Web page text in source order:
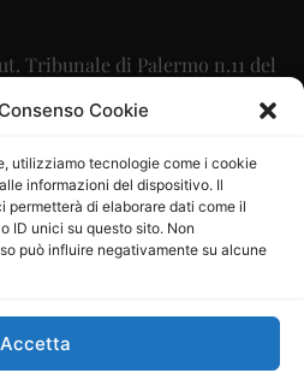
Cookie
utilizziamo tecnologie come i cookie
informazioni del dispositivo. Il
permetterà di elaborare dati come il
ID unici su questo sito. Non
può influire negativamente su alcune
Accetta
Tribunale di Palermo n.11 del
09/2015
Maurizio Scaglione
Maria Calabrese
06334930820